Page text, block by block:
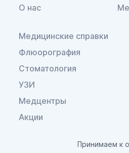
О нас
Медицинские справки
Флюорография
Стоматология
УЗИ
Медцентры
Акции
Принимаем к